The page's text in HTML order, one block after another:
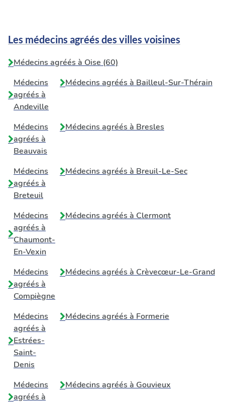
Les médecins agréés des villes voisines
Médecins agréés à Oise (60)
Médecins
agréés à
Andeville
Médecins agréés à Bailleul-Sur-Thérain
Médecins
agréés à
Beauvais
Médecins agréés à Bresles
Médecins
agréés à
Breteuil
Médecins agréés à Breuil-Le-Sec
Médecins
agréés à
Chaumont-
En-Vexin
Médecins agréés à Clermont
Médecins
agréés à
Compiègne
Médecins agréés à Crèvecœur-Le-Grand
Médecins
agréés à
Estrées-
Saint-
Denis
Médecins agréés à Formerie
Médecins
agréés à
Médecins agréés à Gouvieux